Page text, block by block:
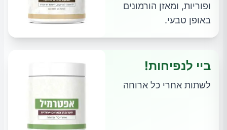
ופוריות, ומאזן הורמונים
באופן טבעי.
ביי לנפיחות!
לשתות אחרי כל ארוחה